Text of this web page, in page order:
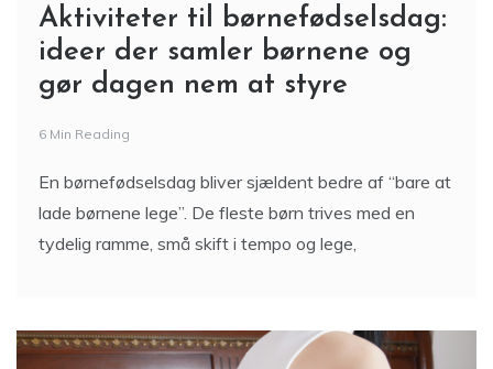
Aktiviteter til børnefødselsdag:
ideer der samler børnene og
En børnefødselsdag bliver sjældent bedre af “bare at
lade børnene lege”. De fleste børn trives med en